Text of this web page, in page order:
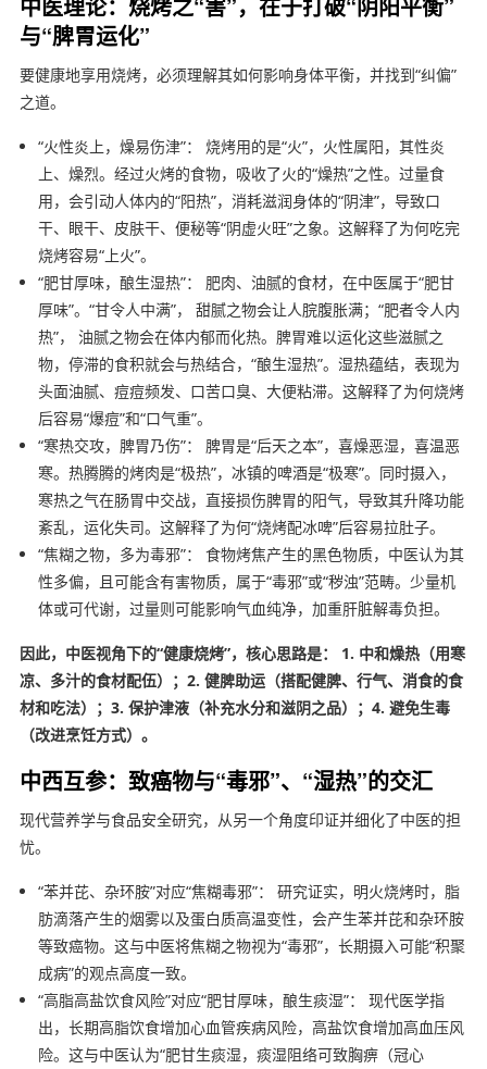
与“脾胃运化”
要健康地享用烧烤，必须理解其如何影响身体平衡，并找到“纠偏”
之道。
“火性炎上，燥易伤津”： 烧烤用的是“火”，火性属阳，其性炎
上、燥烈。经过火烤的食物，吸收了火的“燥热”之性。过量食
用，会引动人体内的“阳热”，消耗滋润身体的“阴津”，导致口
干、眼干、皮肤干、便秘等“阴虚火旺”之象。这解释了为何吃完
烧烤容易“上火”。
“肥甘厚味，酿生湿热”： 肥肉、油腻的食材，在中医属于“肥甘
厚味”。“甘令人中满”， 甜腻之物会让人脘腹胀满；“肥者令人内
热”， 油腻之物会在体内郁而化热。脾胃难以运化这些滋腻之
物，停滞的食积就会与热结合，“酿生湿热”。湿热蕴结，表现为
头面油腻、痘痘频发、口苦口臭、大便粘滞。这解释了为何烧烤
后容易“爆痘”和“口气重”。
“寒热交攻，脾胃乃伤”： 脾胃是“后天之本”，喜燥恶湿，喜温恶
寒。热腾腾的烤肉是“极热”，冰镇的啤酒是“极寒”。同时摄入，
寒热之气在肠胃中交战，直接损伤脾胃的阳气，导致其升降功能
紊乱，运化失司。这解释了为何“烧烤配冰啤”后容易拉肚子。
“焦糊之物，多为毒邪”： 食物烤焦产生的黑色物质，中医认为其
性多偏，且可能含有害物质，属于“毒邪”或“秽浊”范畴。少量机
体或可代谢，过量则可能影响气血纯净，加重肝脏解毒负担。
因此，中医视角下的“健康烧烤”，核心思路是：
1. 中和燥热（用寒
凉、多汁的食材配伍）；2. 健脾助运（搭配健脾、行气、消食的食
材和吃法）；3. 保护津液（补充水分和滋阴之品）；4. 避免生毒
（改进烹饪方式）。
中西互参：致癌物与“毒邪”、“湿热”的交汇
现代营养学与食品安全研究，从另一个角度印证并细化了中医的担
忧。
“苯并芘、杂环胺”对应“焦糊毒邪”： 研究证实，明火烧烤时，脂
肪滴落产生的烟雾以及蛋白质高温变性，会产生苯并芘和杂环胺
等致癌物。这与中医将焦糊之物视为“毒邪”，长期摄入可能“积聚
成病”的观点高度一致。
“高脂高盐饮食风险”对应“肥甘厚味，酿生痰湿”： 现代医学指
出，长期高脂饮食增加心血管疾病风险，高盐饮食增加高血压风
险。这与中医认为“肥甘生痰湿，痰湿阻络可致胸痹（冠心